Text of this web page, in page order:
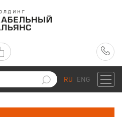
RU ENG